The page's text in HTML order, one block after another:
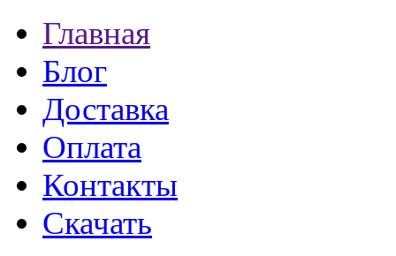
Главная
Блог
Доставка
Оплата
Контакты
Скачать